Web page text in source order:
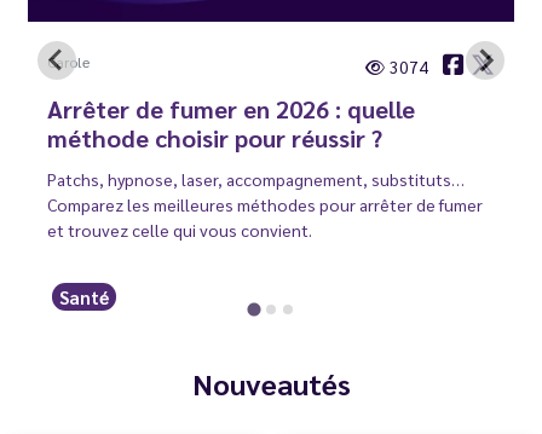
Carole 3074
Arrêter de fumer en 2026 : quelle
méthode choisir pour réussir ?
Patchs, hypnose, laser, accompagnement, substituts…
Comparez les meilleures méthodes pour arrêter de fumer
et trouvez celle qui vous convient.
Santé
Nouveautés